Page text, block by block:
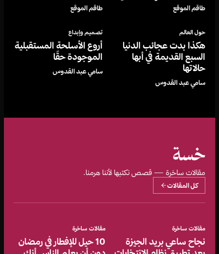
طاقم الموقع
حول العالم
هكذا بدت عجائب الدنيا
السبع القديمة في أبها
حالاتها
سامي عبد القدوس
طاقم الموقع
تصميم وإبداع
أروع الأسلحة المستقبلية
الموجودة حقًا
سامي عبد القدوس
خسة
مقالات ساخرة — قصص نكتبها لأننا هرمنا.
كل المقالات
مقالات ساخرة
نجاح ساعي بريد الجيزة
مقالات ساخرة
10 حيل للإفطار في رمضان